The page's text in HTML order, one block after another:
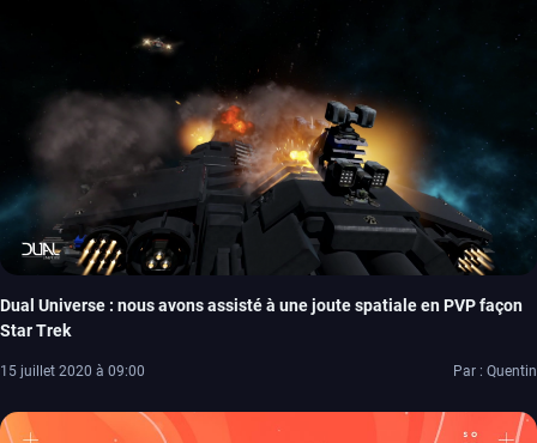
Dual Universe : nous avons assisté à une joute spatiale en PVP façon
Star Trek
15 juillet 2020 à 09:00 Par : Quentin